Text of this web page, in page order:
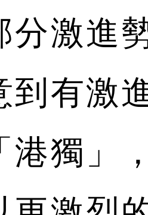
進勢
到有激
港獨」